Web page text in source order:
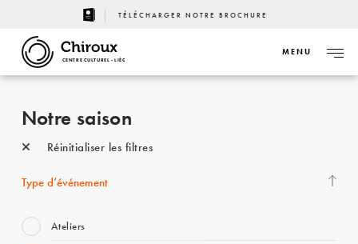
TÉLÉCHARGER NOTRE BROCHURE
CENTRE CULTUREL - LIÈGE
MENU
Notre saison
Réinitialiser les filtres
Type d’événement
Ateliers